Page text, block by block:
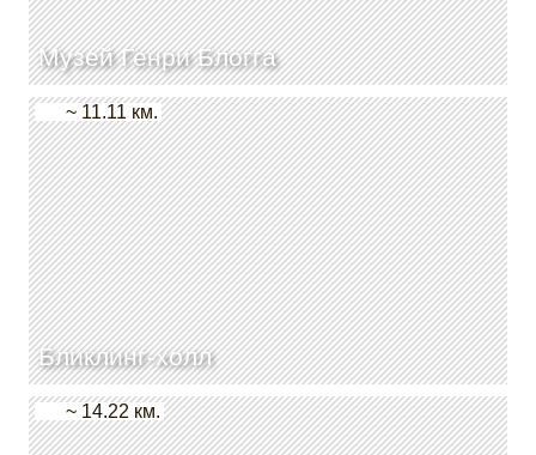
Музей Генри Блогга
Бликлинг-холл
~ 11.11 км.
~ 14.22 км.